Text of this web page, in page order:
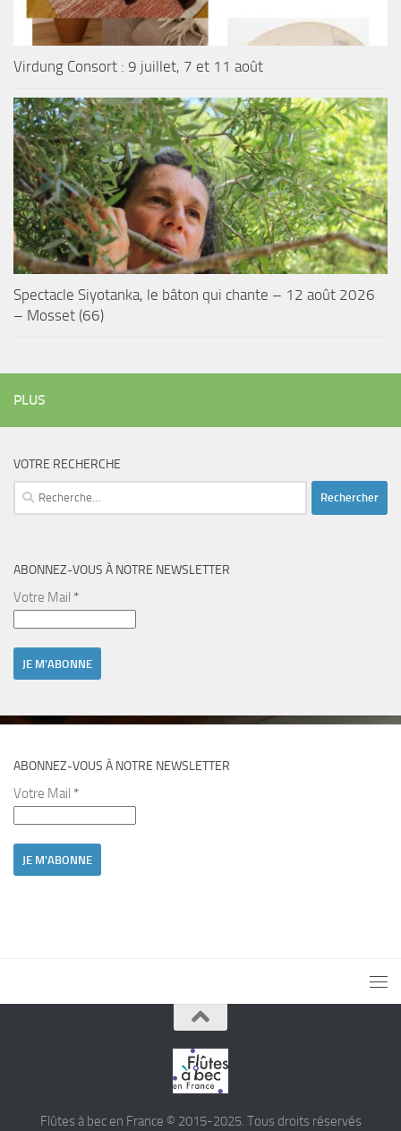
Virdung Consort : 9 juillet, 7 et 11 août
Spectacle Siyotanka, le bâton qui chante – 12 août 2026
– Mosset (66)
PLUS
VOTRE RECHERCHE
Rechercher :
ABONNEZ-VOUS À NOTRE NEWSLETTER
Votre Mail *
ABONNEZ-VOUS À NOTRE NEWSLETTER
Votre Mail *
Flûtes à bec en France © 2015-2025. Tous droits réservés